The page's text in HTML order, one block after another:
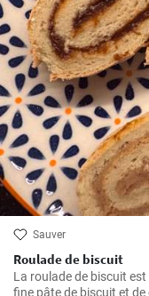
Sauver
Roulade de biscuit
La roulade de biscuit
fine pâte de biscuit et